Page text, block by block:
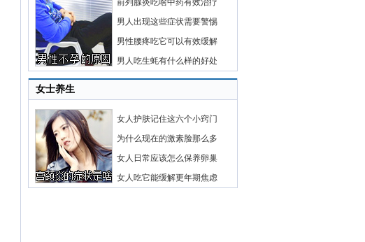
前列腺炎吃啥中药有效治疗
男人出现这些症状需要警惕
男性腰疼吃它可以有效缓解
男人吃生蚝有什么样的好处
女士养生
女人护肤记住这六个小窍门
为什么现在的激素脸那么多
女人日常应该怎么保养卵巢
女人吃它能缓解更年期焦虑